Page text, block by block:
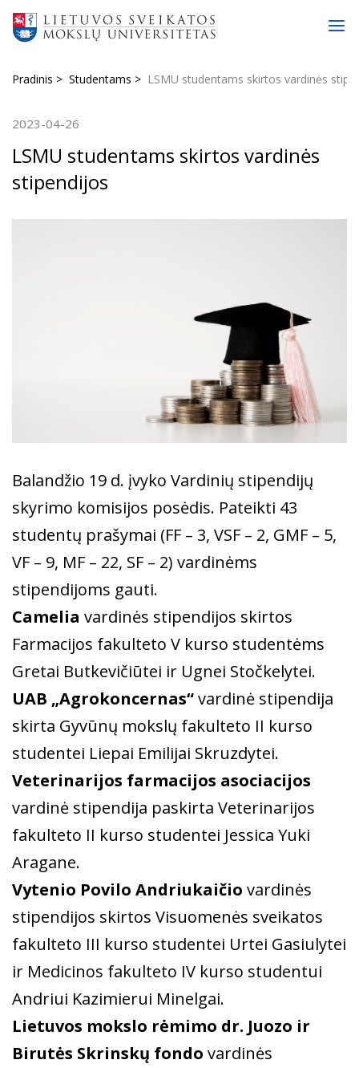
Pradinis Studentams LSMU studentams skirtos vardinės
2023-04-26
LSMU studentams skirtos vardinės
stipendijos
Balandžio 19 d. įvyko Vardinių stipendijų
skyrimo komisijos posėdis. Pateikti 43
studentų prašymai (FF – 3, VSF – 2, GMF – 5,
VF – 9, MF – 22, SF – 2) vardinėms
stipendijoms gauti.
Camelia vardinės stipendijos skirtos
Farmacijos fakulteto V kurso studentėms
Gretai Butkevičiūtei ir Ugnei Stočkelytei.
UAB „Agrokoncernas“vardinė stipendija
skirta Gyvūnų mokslų fakulteto II kurso
studentei Liepai Emilijai Skruzdytei.
Veterinarijos farmacijos asociacijos
vardinė stipendija paskirta Veterinarijos
fakulteto II kurso studentei Jessica Yuki
Aragane.
Vytenio Povilo Andriukaičio vardinės
stipendijos skirtos Visuomenės sveikatos
fakulteto III kurso studentei Urtei Gasiulytei
ir Medicinos fakulteto IV kurso studentui
Andriui Kazimierui Minelgai.
Lietuvos mokslo rėmimo dr. Juozo ir
Birutės Skrinskų fondo vardinės